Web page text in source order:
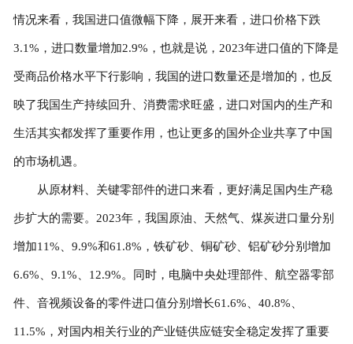
情况来看，我国进口值微幅下降，展开来看，进口价格下跌
3.1%，进口数量增加2.9%，也就是说，2023年进口值的下降是
受商品价格水平下行影响，我国的进口数量还是增加的，也反
映了我国生产持续回升、消费需求旺盛，进口对国内的生产和
生活其实都发挥了重要作用，也让更多的国外企业共享了中国
的市场机遇。
从原材料、关键零部件的进口来看，更好满足国内生产稳
步扩大的需要。2023年，我国原油、天然气、煤炭进口量分别
增加11%、9.9%和61.8%，铁矿砂、铜矿砂、铝矿砂分别增加
6.6%、9.1%、12.9%。同时，电脑中央处理部件、航空器零部
件、音视频设备的零件进口值分别增长61.6%、40.8%、
11.5%，对国内相关行业的产业链供应链安全稳定发挥了重要